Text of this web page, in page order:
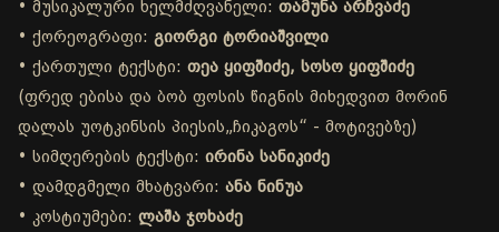
• მუსიკალური ხელმძღვანელი: თამუნა არჩვაძე
• ქორეოგრაფი: გიორგი ტორიაშვილი
• ქართული ტექსტი: თეა ყიფშიძე, სოსო ყიფშიძე
(ფრედ ებისა და ბობ ფოსის წიგნის მიხედვით მორინ
დალას უოტკინსის პიესის„ჩიკაგოს“ - მოტივებზე)
• სიმღერების ტექსტი: ირინა სანიკიძე
• დამდგმელი მხატვარი: ანა ნინუა
• კოსტიუმები: ლაშა ჯოხაძე